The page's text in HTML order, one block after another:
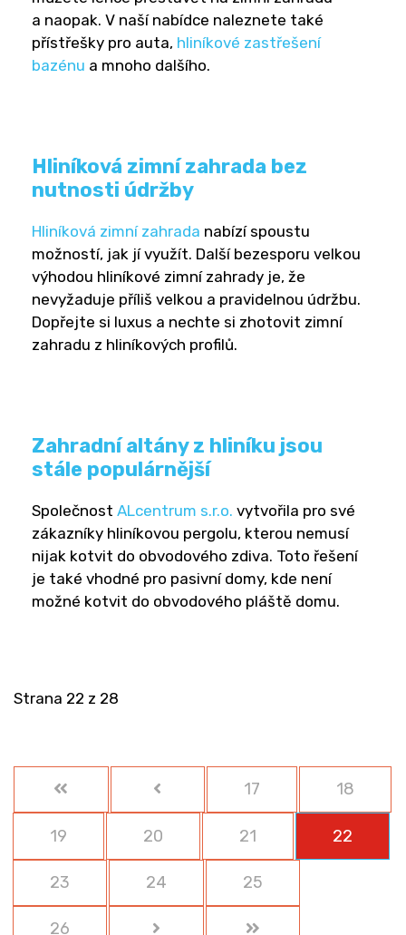
a naopak. V naší nabídce naleznete také
přístřešky pro auta, hliníkové zastřešení
bazénu a mnoho dalšího.
Hliníková zimní zahrada bez
nutnosti údržby
Hliníková zimní zahrada nabízí spoustu
možností, jak jí využít. Další bezesporu velkou
výhodou hliníkové zimní zahrady je, že
nevyžaduje příliš velkou a pravidelnou údržbu.
Dopřejte si luxus a nechte si zhotovit zimní
zahradu z hliníkových profilů.
Zahradní altány z hliníku jsou
stále populárnější
Společnost ALcentrum s.r.o. vytvořila pro své
zákazníky hliníkovou pergolu, kterou nemusí
nijak kotvit do obvodového zdiva. Toto řešení
je také vhodné pro pasivní domy, kde není
možné kotvit do obvodového pláště domu.
Strana 22 z 28
17 18
19 20 21 22
23 24 25
26